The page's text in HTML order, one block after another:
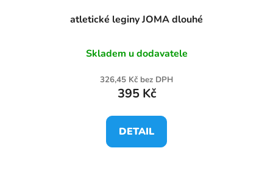
atletické leginy JOMA dlouhé
Skladem u dodavatele
326,45 Kč bez DPH
395 Kč
DETAIL